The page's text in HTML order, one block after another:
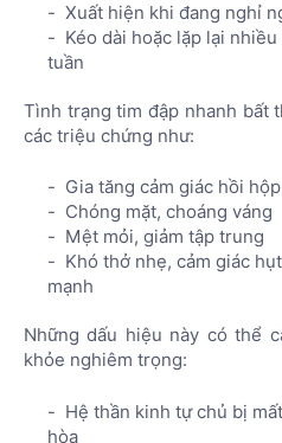
Xuất hiện khi đang nghỉ
Kéo dài hoặc lặp lại
tuần
Tình trạng tim đập nhanh bất
các triệu chứng như:
Gia tăng cảm giác hồi
Chóng mặt, choáng váng
Mệt mỏi, giảm tập trung
Khó thở nhẹ, cảm giác
mạnh
Những dấu hiệu này có thể
khỏe nghiêm trọng:
Hệ thần kinh tự chủ bị
hòa